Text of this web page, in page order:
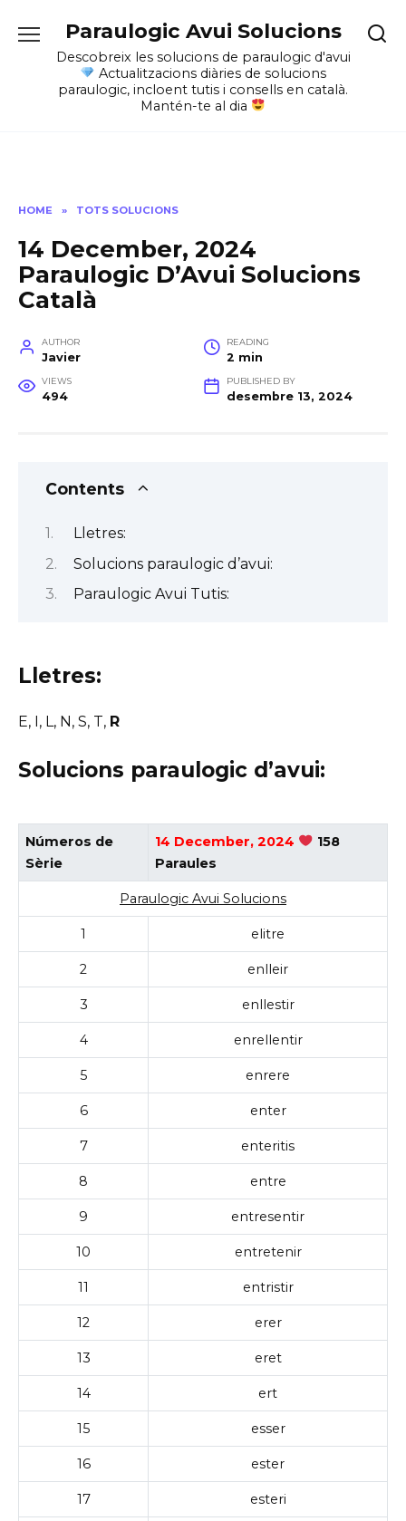
content
Paraulogic Avui Solucions
Descobreix les solucions de paraulogic d'avui
Actualitzacions diàries de solucions
paraulogic, incloent tutis i consells en català.
Mantén-te al dia
HOME » TOTS SOLUCIONS
14 December, 2024
Paraulogic D’Avui Solucions
Català
AUTHOR
Javier
READING
2 min
VIEWS
494
PUBLISHED BY
desembre 13, 2024
Contents
Lletres:
Solucions paraulogic d’avui:
Paraulogic Avui Tutis:
Lletres:
E, I, L, N, S, T, R
Solucions paraulogic d’avui:
Números de
Sèrie
14 December, 2024
158
Paraules
Paraulogic Avui Solucions
1 elitre
2 enlleir
3 enllestir
4 enrellentir
5 enrere
6 enter
7 enteritis
8 entre
9 entresentir
10 entretenir
11 entristir
12 erer
13 eret
14 ert
15 esser
16 ester
17 esteri